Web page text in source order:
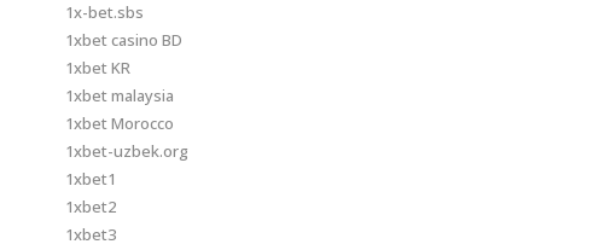
1x-bet.sbs
1xbet casino BD
1xbet KR
1xbet malaysia
1xbet Morocco
1xbet-uzbek.org
1xbet1
1xbet2
1xbet3